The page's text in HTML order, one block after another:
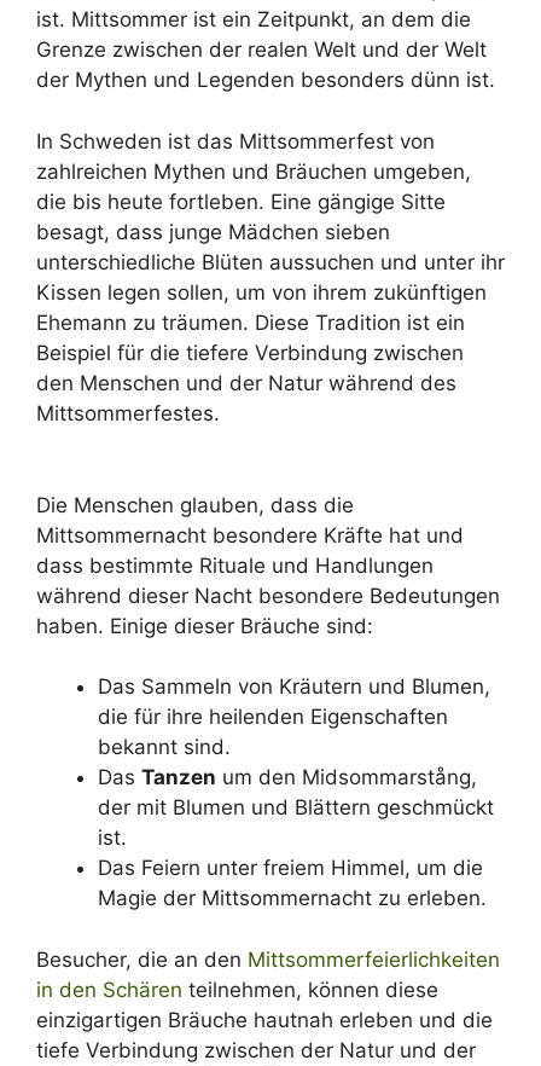
ist. Mittsommer ist ein Zeitpunkt, an dem die
Grenze zwischen der realen Welt und der Welt
der Mythen und Legenden besonders dünn ist.
In Schweden ist das Mittsommerfest von
zahlreichen Mythen und Bräuchen umgeben,
die bis heute fortleben. Eine gängige Sitte
besagt, dass junge Mädchen sieben
unterschiedliche Blüten aussuchen und unter ihr
Kissen legen sollen, um von ihrem zukünftigen
Ehemann zu träumen. Diese Tradition ist ein
Beispiel für die tiefere Verbindung zwischen
den Menschen und der Natur während des
Mittsommerfestes.
Die Menschen glauben, dass die
Mittsommernacht besondere Kräfte hat und
dass bestimmte Rituale und Handlungen
während dieser Nacht besondere Bedeutungen
haben. Einige dieser Bräuche sind:
Das Sammeln von Kräutern und Blumen,
die für ihre heilenden Eigenschaften
bekannt sind.
Das Tanzen um den Midsommarstång,
der mit Blumen und Blättern geschmückt
ist.
Das Feiern unter freiem Himmel, um die
Magie der Mittsommernacht zu erleben.
Besucher, die an den Mittsommerfeierlichkeiten
in den Schären teilnehmen, können diese
einzigartigen Bräuche hautnah erleben und die
tiefe Verbindung zwischen der Natur und der